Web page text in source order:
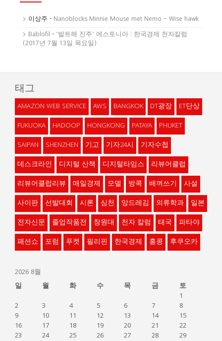
이상주 - Nanoblocks Minnie Mouse met Nemo – Wise hawk
Bablofil - ‘발트해 진주’ 에스토니아 : 한국경제 천자칼럼
(2017년 7월 13일 목요일)
태그
AMAZON WEB SERVICE AWS BANGKOK DT광장
ET단상
FUKUOKA
HADOOP HONGKONG PATAYA
PHUKET
SAIPAN
SHENZHEN 기고 기자24시
기자수첩
데스크라인
디지털 산책 디지털타임스
리뷰어클럽
리뷰어클럽리뷰
매일경제 모델 방콕 배껴쓰기
사설
사이판
선발대회 시론 심천 앙드레김 의류학과
일본
전자신문
졸업작품전 창원대 천자 칼럼 태국
파타야
패션쇼
포럼 푸켓 필리핀 한국경제 홍콩 후쿠오카
2026 8월
일
월 화 수 목 금
토
1
2
3 4 5 6 7
8
9
10 11 12 13 14
15
16
17 18 19 20 21
22
23
24 25 26 27 28
29